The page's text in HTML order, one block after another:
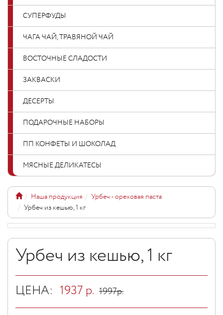
СУПЕРФУДЫ
ЧАГА ЧАЙ, ТРАВЯНОЙ ЧАЙ
ВОСТОЧНЫЕ СЛАДОСТИ
ЗАКВАСКИ
ДЕСЕРТЫ
ПОДАРОЧНЫЕ НАБОРЫ
ПП КОНФЕТЫ И ШОКОЛАД
МЯСНЫЕ ДЕЛИКАТЕСЫ
Наша продукция
Урбеч - ореховая паста
Урбеч из кешью, 1 кг
Урбеч из кешью, 1 кг
ЦЕНА: 1937 р. 1997р.